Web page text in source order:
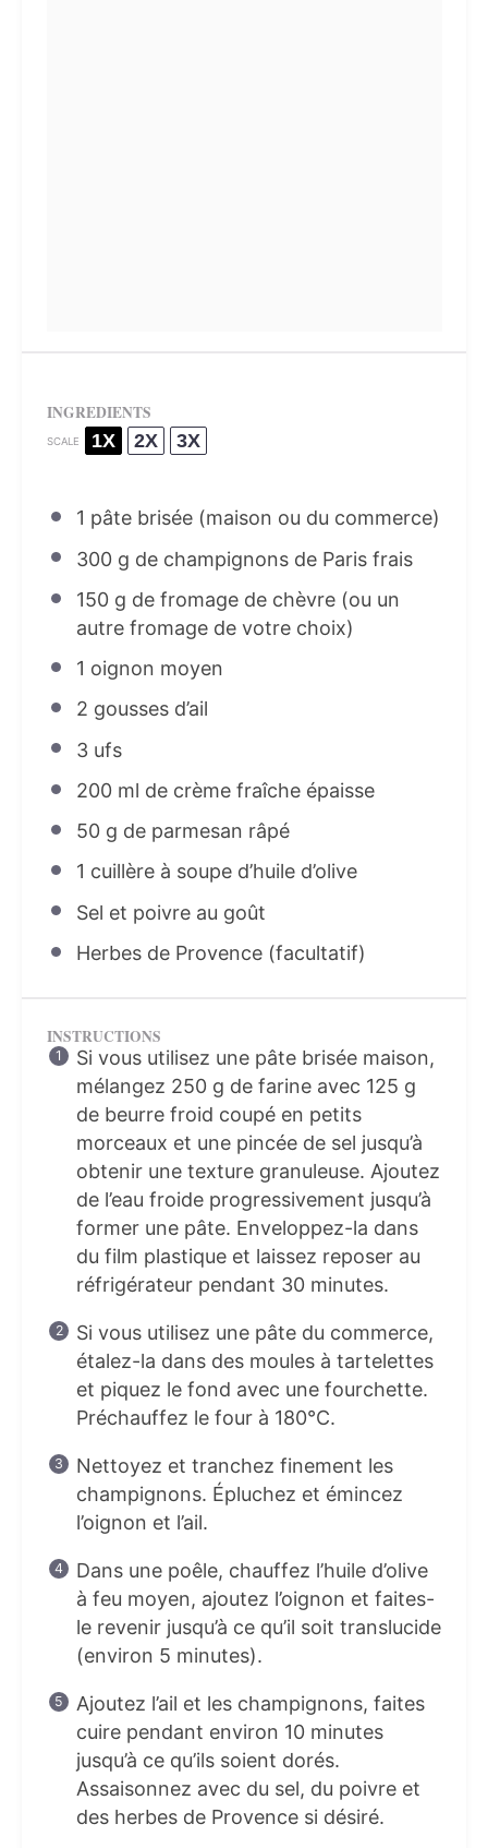
INGREDIENTS
SCALE 1X 2X 3X
1 pâte brisée (maison ou du commerce)
300 g de champignons de Paris frais
150 g de fromage de chèvre (ou un
autre fromage de votre choix)
1 oignon moyen
2 gousses d’ail
3ufs
200ml de crème fraîche épaisse
50 g de parmesan râpé
1 cuillère à soupe d’huile d’olive
Sel et poivre au goût
Herbes de Provence (facultatif)
INSTRUCTIONS
Si vous utilisez une pâte brisée maison,
mélangez 250 g de farine avec 125 g
de beurre froid coupé en petits
morceaux et une pincée de sel jusqu’à
obtenir une texture granuleuse. Ajoutez
de l’eau froide progressivement jusqu’à
former une pâte. Enveloppez-la dans
du film plastique et laissez reposer au
réfrigérateur pendant 30 minutes.
Si vous utilisez une pâte du commerce,
étalez-la dans des moules à tartelettes
et piquez le fond avec une fourchette.
Préchauffez le four à 180°C.
Nettoyez et tranchez finement les
champignons. Épluchez et émincez
l’oignon et l’ail.
Dans une poêle, chauffez l’huile d’olive
à feu moyen, ajoutez l’oignon et faites-
le revenir jusqu’à ce qu’il soit translucide
(environ 5 minutes).
Ajoutez l’ail et les champignons, faites
cuire pendant environ 10 minutes
jusqu’à ce qu’ils soient dorés.
Assaisonnez avec du sel, du poivre et
des herbes de Provence si désiré.